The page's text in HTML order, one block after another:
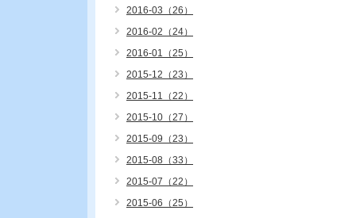
2016-03（26）
2016-02（24）
2016-01（25）
2015-12（23）
2015-11（22）
2015-10（27）
2015-09（23）
2015-08（33）
2015-07（22）
2015-06（25）